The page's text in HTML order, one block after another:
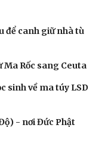
để canh giữ nhà tù
Ma Rốc sang Ceuta
sinh về ma túy LSD
- nơi Đức Phật